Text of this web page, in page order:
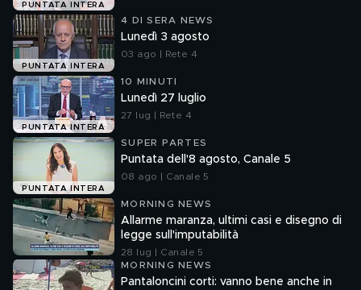
PUNTATA INTERA
PUNTATA INTERA
4 DI SERA NEWS
Lunedì 3 agosto
03 ago | Rete 4
PUNTATA INTERA
10 MINUTI
Lunedì 27 luglio
27 lug | Rete 4
PUNTATA INTERA
SUPER PARTES
Puntata dell'8 agosto, Canale 5
08 ago | Canale 5
MORNING NEWS
Allarme maranza, ultimi casi e disegno di
legge sull'imputabilità
28 lug | Canale 5
MORNING NEWS
Pantaloncini corti: vanno bene anche in